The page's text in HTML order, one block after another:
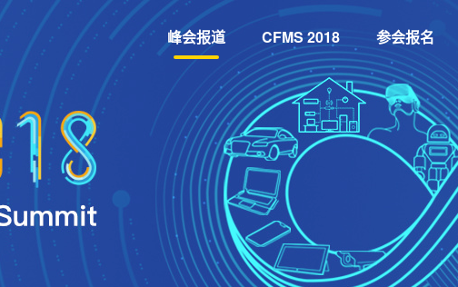
峰会报道 CFMS 2018 参会报名